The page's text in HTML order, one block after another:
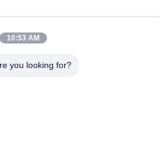
Équipement de test
d'huile
Machine d'essai de
10:53 AM
you looking for?